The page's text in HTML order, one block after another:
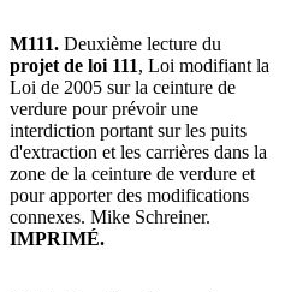
M111. Deuxième lecture du
projet de loi 111, Loi modifiant la
Loi de 2005 sur la ceinture de
verdure pour prévoir une
interdiction portant sur les puits
d'extraction et les carrières dans la
zone de la ceinture de verdure et
pour apporter des modifications
connexes. Mike Schreiner.
IMPRIMÉ.